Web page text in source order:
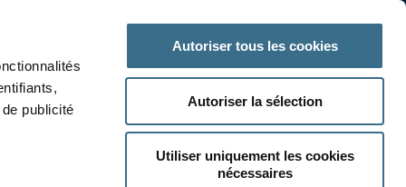
publicité
Autoriser tous les cookies
Autoriser la sélection
Utiliser uniquement les cookies
nécessaires